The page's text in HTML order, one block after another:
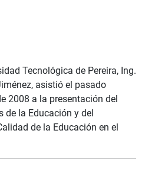
Tecnológica de Pereira, Ing.
asistió el pasado
2008 a la presentación del
de la Educación y del
de la Educación en el